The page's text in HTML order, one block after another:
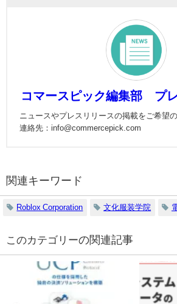
コマースピック編集部 プ
ニュースやプレスリリースの掲載をご希望
連絡先：info@commercepick.com
関連キーワード
Roblox Corporation 文化服装学院
の関連記事